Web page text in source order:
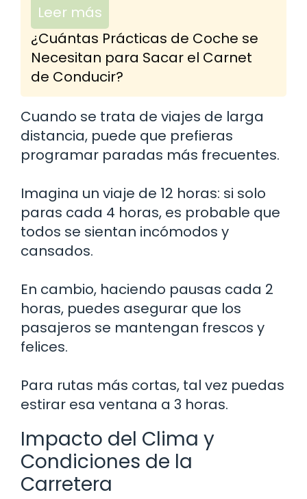
Leer más
¿Cuántas Prácticas de Coche se
Necesitan para Sacar el Carnet
de Conducir?
Cuando se trata de viajes de larga
distancia, puede que prefieras
programar paradas más frecuentes.
Imagina un viaje de 12 horas: si solo
paras cada 4 horas, es probable que
todos se sientan incómodos y
cansados.
En cambio, haciendo pausas cada 2
horas, puedes asegurar que los
pasajeros se mantengan frescos y
felices.
Para rutas más cortas, tal vez puedas
estirar esa ventana a 3 horas.
Impacto del Clima y
Condiciones de la
Carretera